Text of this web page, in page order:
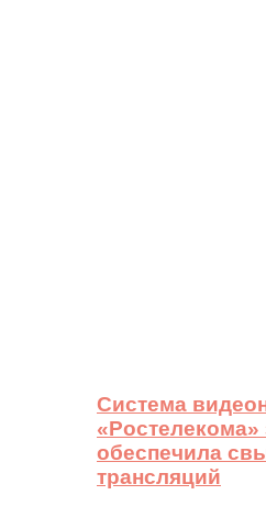
Система
«Ростелекома»
обеспечила
трансляций